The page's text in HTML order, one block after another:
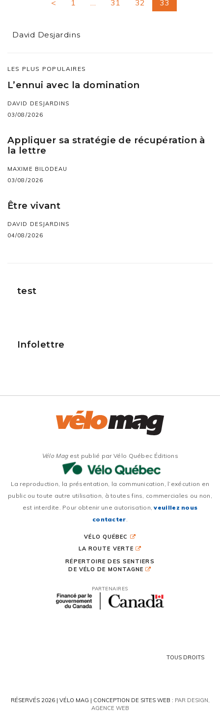
< 1 … 31 32 33
David Desjardins
LES PLUS POPULAIRES
L’ennui avec la domination
DAVID DESJARDINS
03/08/2026
Appliquer sa stratégie de récupération à
la lettre
MAXIME BILODEAU
03/08/2026
Être vivant
DAVID DESJARDINS
04/08/2026
test
Infolettre
Vélo Magest publié par Vélo Québec Éditions
La reproduction, la présentation, la communication, l’exécution en
public ou toute autre utilisation, à toutes fins, commerciales ou non,
est interdite. Pour obtenir une autorisation,veuillez nous
contacter
VÉLO QUÉBEC
LA ROUTE VERTE
RÉPERTOIRE DES SENTIERS
DE VÉLO DE MONTAGNE
PARTENAIRES
TOUS DROITS
RÉSERVÉS 2026 | VÉLO MAG | CONCEPTION DE SITES WEB : PAR DESIGN,
AGENCE WEB